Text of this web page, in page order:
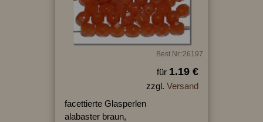
Best.Nr.:26197
für 1.19 €
zzgl. Versand
facettierte Glasperlen
alabaster braun,